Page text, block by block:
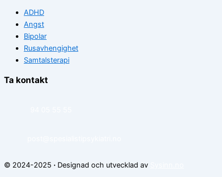
ADHD
Angst
Bipolar
Rusavhengighet
Samtalsterapi
Ta kontakt
© 2024-2025 · Designad och utvecklad av